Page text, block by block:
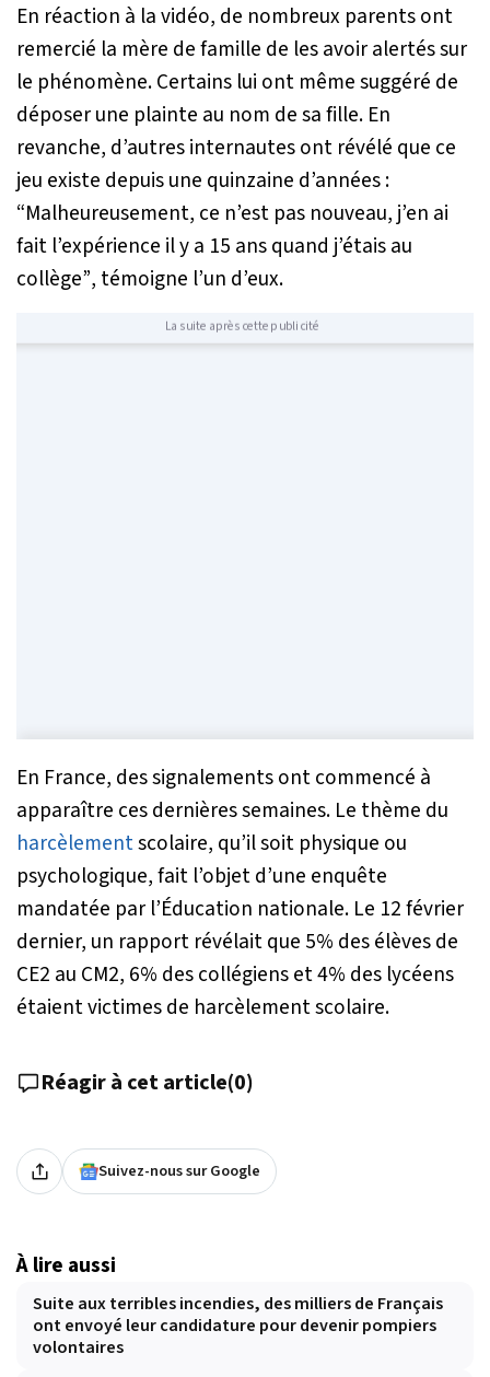
En réaction à la vidéo, de nombreux parents ont
remercié la mère de famille de les avoir alertés sur
le phénomène. Certains lui ont même suggéré de
déposer une plainte au nom de sa fille. En
revanche, d’autres internautes ont révélé que ce
jeu existe depuis une quinzaine d’années :
“Malheureusement, ce n’est pas nouveau, j’en ai
fait l’expérience il y a 15 ans quand j’étais au
collège”, témoigne l’un d’eux.
La suite après cette publicité
En France, des signalements ont commencé à
apparaître ces dernières semaines. Le thème du
harcèlementscolaire, qu’il soit physique ou
psychologique, fait l’objet d’une enquête
mandatée par l’Éducation nationale. Le 12 février
dernier, un rapport révélait que 5% des élèves de
CE2 au CM2, 6% des collégiens et 4% des lycéens
étaient victimes de harcèlement scolaire.
Réagir à cet article(0)
Suivez-nous sur Google
À lire aussi
Suite aux terribles incendies, des milliers de Français
ont envoyé leur candidature pour devenir pompiers
volontaires